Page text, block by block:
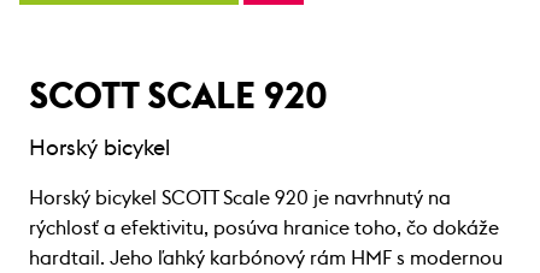
SCOTT SCALE 920
Horský bicykel
Horský bicykel SCOTT Scale 920 je navrhnutý na
rýchlosť a efektivitu, posúva hranice toho, čo dokáže
hardtail. Jeho ľahký karbónový rám HMF s modernou